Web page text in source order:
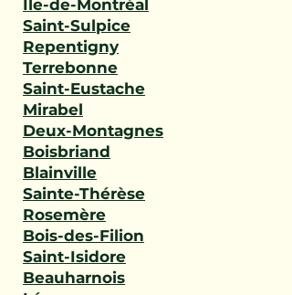
Île-de-Montréal
Saint-Sulpice
Repentigny
Terrebonne
Saint-Eustache
Mirabel
Deux-Montagnes
Boisbriand
Blainville
Sainte-Thérèse
Rosemère
Bois-des-Filion
Saint-Isidore
Beauharnois